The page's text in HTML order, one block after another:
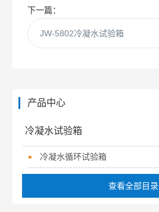
下一篇：
JW-5802冷凝水试验箱
产品中心
冷凝水试验箱
冷凝水循环试验箱
查看全部目录